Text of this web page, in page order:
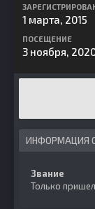
1 марта, 2015
ПОСЕЩЕНИЕ
3 ноября,
ИНФОРМАЦИЯ О
Звание
Только пришел